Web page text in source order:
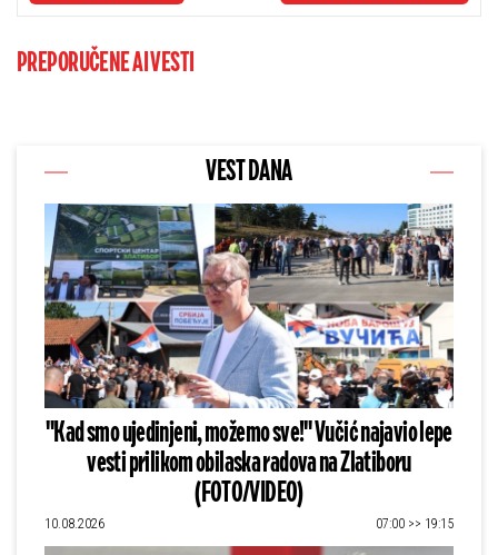
PREPORUČENE AI VESTI
VEST DANA
"Kad smo ujedinjeni, možemo sve!" Vučić najavio lepe
vesti prilikom obilaska radova na Zlatiboru
(FOTO/VIDEO)
10.08.2026 07:00 >> 19:15